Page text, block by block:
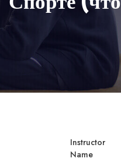
Instructor
Name